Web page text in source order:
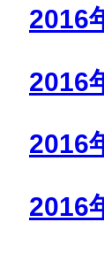
2016
2016
2016
2016